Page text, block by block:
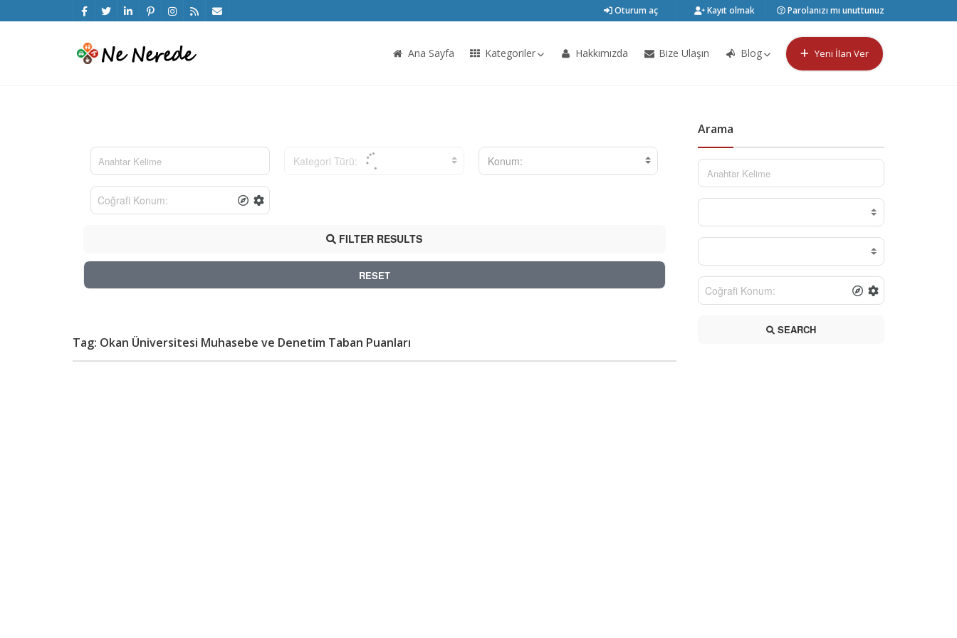
Oturum aç Kayıt olmak Parolanızı mı unuttunuz
Ana Sayfa Kategoriler Hakkımızda Bize Ulaşın Blog Yeni İlan Ver
Kategori Türü: Konum:
FILTER RESULTS
RESET
Tag: Okan Üniversitesi Muhasebe ve Denetim Taban Puanları
Arama
SEARCH